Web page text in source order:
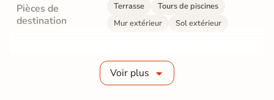
Pièces de
destination
Terrasse
Tours de piscines
Mur extérieur
Sol extérieur
10 mm
Voir plus